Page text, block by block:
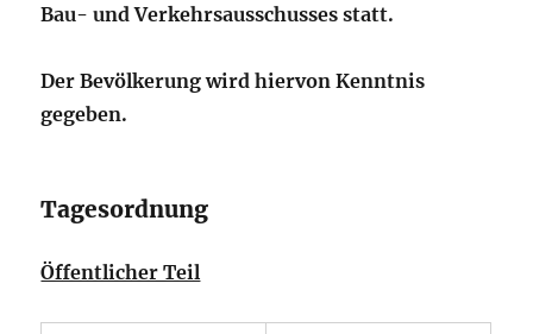
Bau- und Verkehrsausschusses statt.
Der Bevölkerung wird hiervon Kenntnis
gegeben.
Tagesordnung
Öffentlicher Teil